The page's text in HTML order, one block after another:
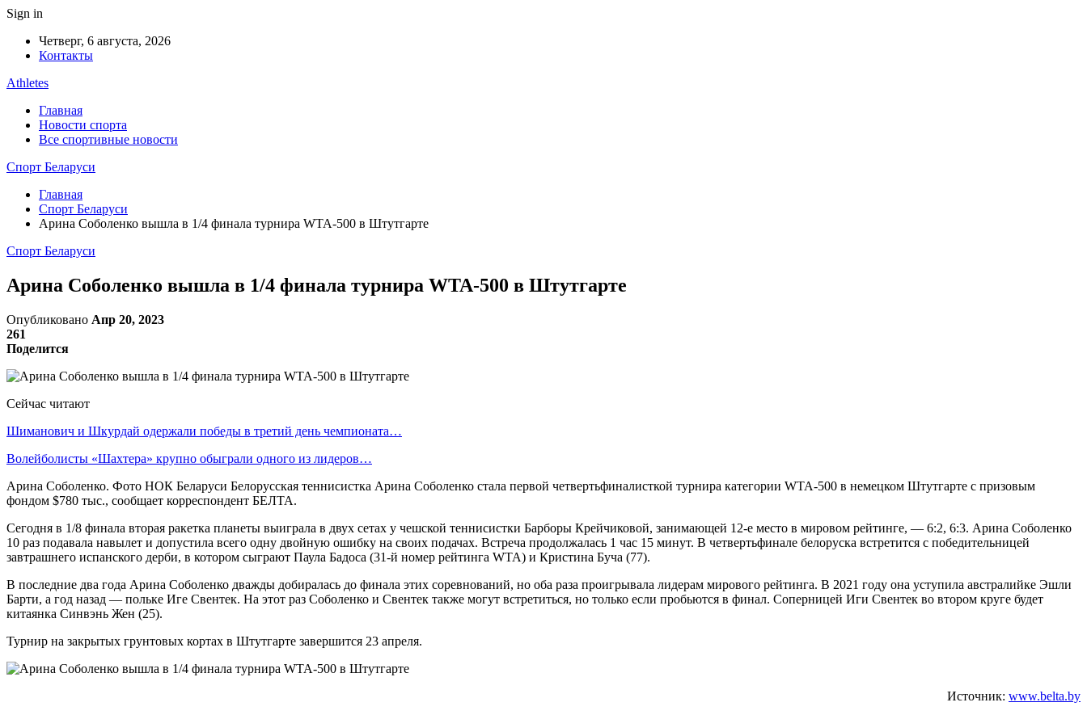
Sign in
Четверг, 6 августа, 2026
Контакты
Athletes
Главная
Новости спорта
Все спортивные новости
Спорт Беларуси
Главная
Спорт Беларуси
Арина Соболенко вышла в 1/4 финала турнира WTA-500 в Штутгарте
Спорт Беларуси
Арина Соболенко вышла в 1/4 финала турнира WTA-500 в Штутгарте
Опубликовано Апр 20, 2023
261
Поделится
Сейчас читают
Шиманович и Шкурдай одержали победы в третий день чемпионата…
Волейболисты «Шахтера» крупно обыграли одного из лидеров…
Арина Соболенко. Фото НОК Беларуси Белорусская теннисистка Арина Соболенко стала первой четвертьфиналисткой турнира категории WTA-500 в немецком Штутгарте с призовым
фондом $780 тыс., сообщает корреспондент БЕЛТА.
Сегодня в 1/8 финала вторая ракетка планеты выиграла в двух сетах у чешской теннисистки Барборы Крейчиковой, занимающей 12-е место в мировом рейтинге, — 6:2, 6:3. Арина Соболенко
10 раз подавала навылет и допустила всего одну двойную ошибку на своих подачах. Встреча продолжалась 1 час 15 минут. В четвертьфинале белоруска встретится с победительницей
завтрашнего испанского дерби, в котором сыграют Паула Бадоса (31-й номер рейтинга WTA) и Кристина Буча (77).
В последние два года Арина Соболенко дважды добиралась до финала этих соревнований, но оба раза проигрывала лидерам мирового рейтинга. В 2021 году она уступила австралийке Эшли
Барти, а год назад — польке Иге Свентек. На этот раз Соболенко и Свентек также могут встретиться, но только если пробьются в финал. Соперницей Иги Свентек во втором круге будет
китаянка Синвэнь Жен (25).
Турнир на закрытых грунтовых кортах в Штутгарте завершится 23 апреля.
Источник: www.belta.by